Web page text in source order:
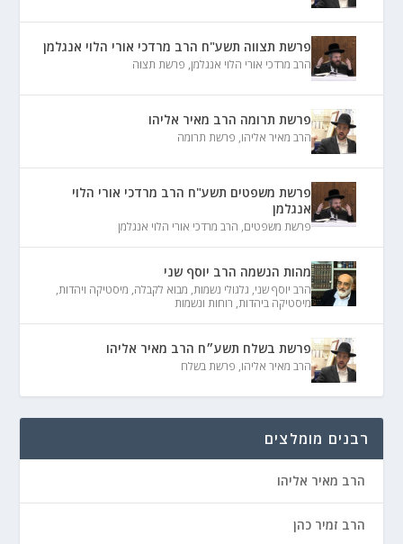
פרשת תצווה תשע"ח הרב מרדכי אורי הלוי אנגלמן
הרב מרדכי אורי הלוי אנגלמן, פרשת תצוה
פרשת תרומה הרב מאיר אליהו
הרב מאיר אליהו, פרשת תרומה
פרשת משפטים תשע"ח הרב מרדכי אורי הלוי
אנגלמן
פרשת משפטים, הרב מרדכי אורי הלוי אנגלמן
מהות הנשמה הרב יוסף שני
הרב יוסף שני, גלגולי נשמות, מבוא לקבלה, מיסטיקה ויהדות,
מיסטיקה ביהדות, רוחות ונשמות
פרשת בשלח תשע״ח הרב מאיר אליהו
הרב מאיר אליהו, פרשת בשלח
רבנים מומלצים
הרב מאיר אליהו
הרב זמיר כהן